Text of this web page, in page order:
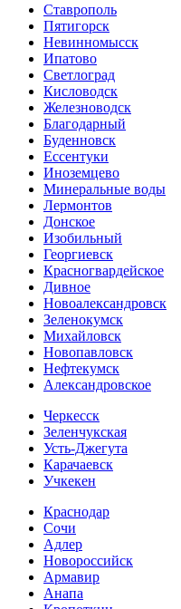
Ставрополь
Пятигорск
Невинномысск
Ипатово
Светлоград
Кисловодск
Железноводск
Благодарный
Буденновск
Ессентуки
Иноземцево
Минеральные воды
Лермонтов
Донское
Изобильный
Георгиевск
Красногвардейское
Дивное
Новоалександровск
Зеленокумск
Михайловск
Новопавловск
Нефтекумск
Александровское
Черкесск
Зеленчукская
Усть-Джегута
Карачаевск
Учкекен
Краснодар
Сочи
Адлер
Новороссийск
Армавир
Анапа